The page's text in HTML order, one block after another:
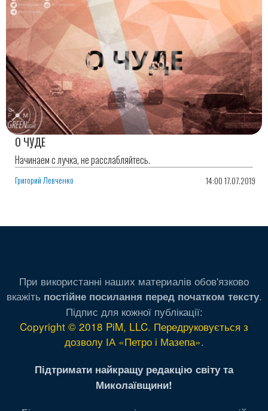
О ЧУДЕ
Начинаем с лучка, не расслабляйтесь.
Григорий Левченко 14:00 17.07.2019
При використанні наших материалів обов'язково
вкажіть постійне посилання перед початком тексту.
Підпис для кожної публікації:
Copyright © 2018 PiM, LLC. Передруковується з
дозволу ІА «Петро і Мазепа».
Підтримати найкращу редакцію світу та
Миколаївщини!